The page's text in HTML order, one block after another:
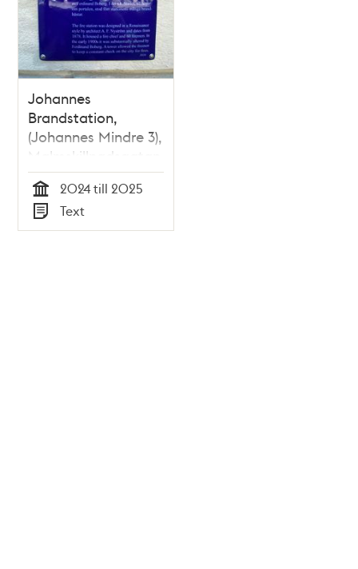
Johannes
Brandstation,
(Johannes Mindre 3),
Malmskillnadsgatan
64
Tid
2024 till 2025
Typ
Text